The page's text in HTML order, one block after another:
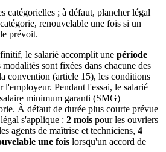
catégorielles ; à défaut, plancher légal
renouvelable une fois si un
prévoit.
le salarié accomplit une période
sont fixées dans chacune des
convention (article 15), les conditions
l'employeur. Pendant l'essai, le salarié
minimum garanti (SMG)
À défaut de durée plus courte prévue
s'applique : 2 mois pour les ouvriers
agents de maîtrise et techniciens, 4
une fois lorsqu'un accord de